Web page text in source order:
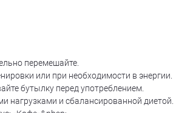
перемешайте.
или при необходимости в энергии.
бутылку перед употреблением.
нагрузками и сбалансированной диетой.